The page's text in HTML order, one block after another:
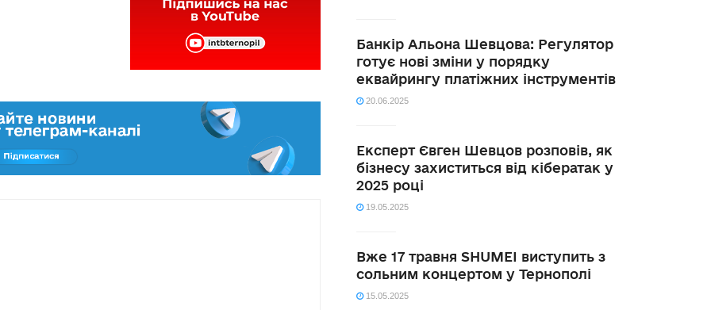
Банкір Альона Шевцова: Регулятор
готує нові зміни у порядку
еквайрингу платіжних інструментів
20.06.2025
Експерт Євген Шевцов розповів, як
бізнесу захиститься від кібератак у
2025 році
19.05.2025
Вже 17 травня SHUMEI виступить з
сольним концертом у Тернополі
15.05.2025